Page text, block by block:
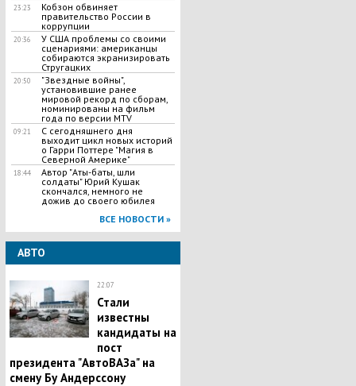
23:23
Кобзон обвиняет
правительство России в
коррупции
20:36
У США проблемы со своими
сценариями: американцы
собираются экранизировать
Стругацких
20:50
"Звездные войны",
установившие ранее
мировой рекорд по сборам,
номинированы на фильм
года по версии MTV
09:21
С сегодняшнего дня
выходит цикл новых историй
о Гарри Поттере "Магия в
Северной Америке"
18:44
Автор "Аты-баты, шли
солдаты" Юрий Кушак
скончался, немного не
дожив до своего юбилея
ВСЕ НОВОСТИ »
АВТО
22:07
Стали
известны
кандидаты на
пост
президента "АвтоВАЗа" на
смену Бу Андерссону